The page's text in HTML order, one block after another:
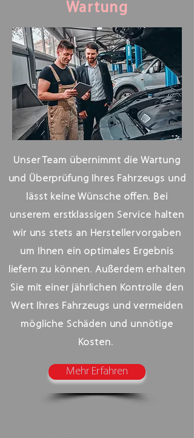
Wartung
Unser Team übernimmt die Wartung
und Überprüfung Ihres Fahrzeugs und
lässt keine Wünsche offen. Bei
unserem erstklassigen Service halten
wir uns stets an Herstellervorgaben
um Ihnen ein optimales Ergebnis
liefern zu können. Außerdem erhalten
Sie mit einer jährlichen Kontrolle den
Wert Ihres Fahrzeugs und vermeiden
mögliche Schäden und unnötige
Kosten.
Mehr Erfahren